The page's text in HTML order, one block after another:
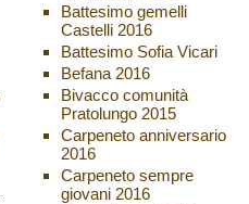
Battesimo gemelli
Castelli 2016
Battesimo Sofia Vicari
Befana 2016
Bivacco comunità
Pratolungo 2015
Carpeneto anniversario
2016
Carpeneto sempre
giovani 2016